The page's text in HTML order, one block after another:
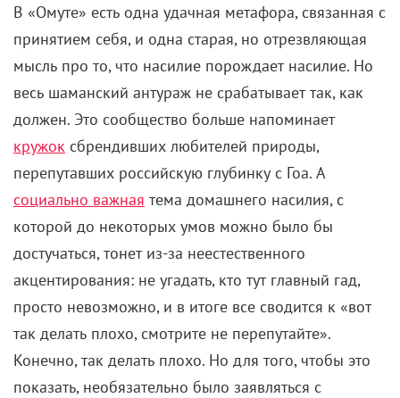
В «Омуте» есть одна удачная метафора, связанная с
принятием себя, и одна старая, но отрезвляющая
мысль про то, что насилие порождает насилие. Но
весь шаманский антураж не срабатывает так, как
должен. Это сообщество больше напоминает
кружок сбрендивших любителей природы,
перепутавших российскую глубинку с Гоа. А
социально важная тема домашнего насилия, с
которой до некоторых умов можно было бы
достучаться, тонет из-за неестественного
акцентирования: не угадать, кто тут главный гад,
просто невозможно, и в итоге все сводится к «вот
так делать плохо, смотрите не перепутайте».
Конечно, так делать плохо. Но для того, чтобы это
показать, необязательно было заявляться с